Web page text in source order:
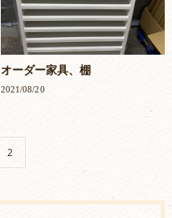
オーダー家具、棚
2021/08/20
2